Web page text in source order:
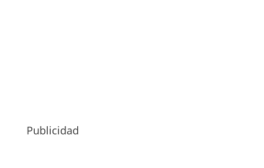
Publicidad